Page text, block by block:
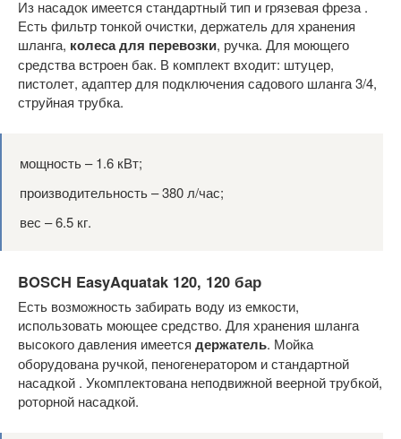
Из насадок имеется стандартный тип и грязевая фреза .
Есть фильтр тонкой очистки, держатель для хранения
шланга, колеса для перевозки, ручка. Для моющего
средства встроен бак. В комплект входит: штуцер,
пистолет, адаптер для подключения садового шланга 3/4,
струйная трубка.
мощность – 1.6 кВт;
производительность – 380 л/час;
вес – 6.5 кг.
BOSCH EasyAquatak 120, 120 бар
Есть возможность забирать воду из емкости,
использовать моющее средство. Для хранения шланга
высокого давления имеется держатель. Мойка
оборудована ручкой, пеногенератором и стандартной
насадкой . Укомплектована неподвижной веерной трубкой,
роторной насадкой.